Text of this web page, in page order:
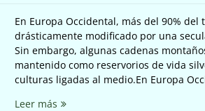
En Europa Occidental, más del 90%
drásticamente modificado por una
Sin embargo, algunas cadenas
mantenido como reservorios de vida
culturas ligadas al medio.En Europa
Leer más Declaración